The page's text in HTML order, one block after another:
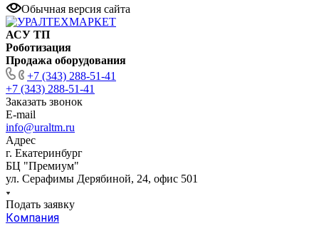
Обычная версия сайта
АСУ ТП
Роботизация
Продажа оборудования
+7 (343) 288-51-41
+7 (343) 288-51-41
Заказать звонок
E-mail
info@uraltm.ru
Адрес
г. Екатеринбург
БЦ "Премиум"
ул. Серафимы Дерябиной, 24, офис 501
Подать заявку
Компания